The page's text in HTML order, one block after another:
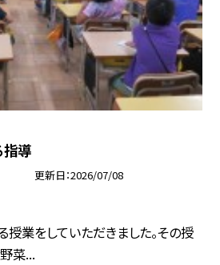
指導
更新日 2026/07/08
授業をしていただきました。その授
菜...